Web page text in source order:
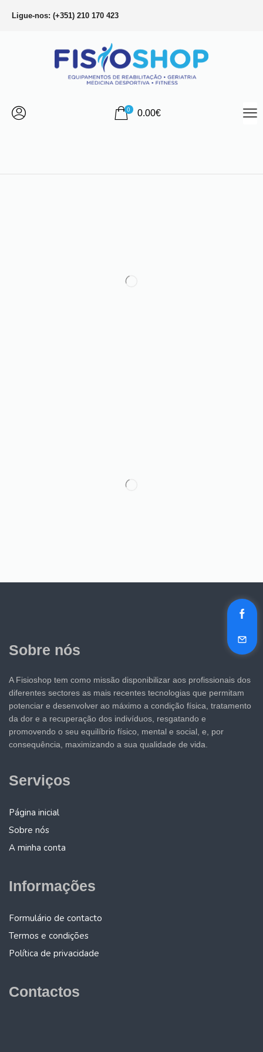
Ligue-nos: (+351) 210 170 423
0 0.00€
Sobre nós
A Fisioshop tem como missão disponibilizar aos profissionais dos
diferentes sectores as mais recentes tecnologias que permitam
potenciar e desenvolver ao máximo a condição física, tratamento
da dor e a recuperação dos indivíduos, resgatando e
promovendo o seu equilíbrio físico, mental e social, e, por
consequência, maximizando a sua qualidade de vida.
Serviços
Página inicial
Sobre nós
A minha conta
Informações
Formulário de contacto
Termos e condições
Política de privacidade
Contactos